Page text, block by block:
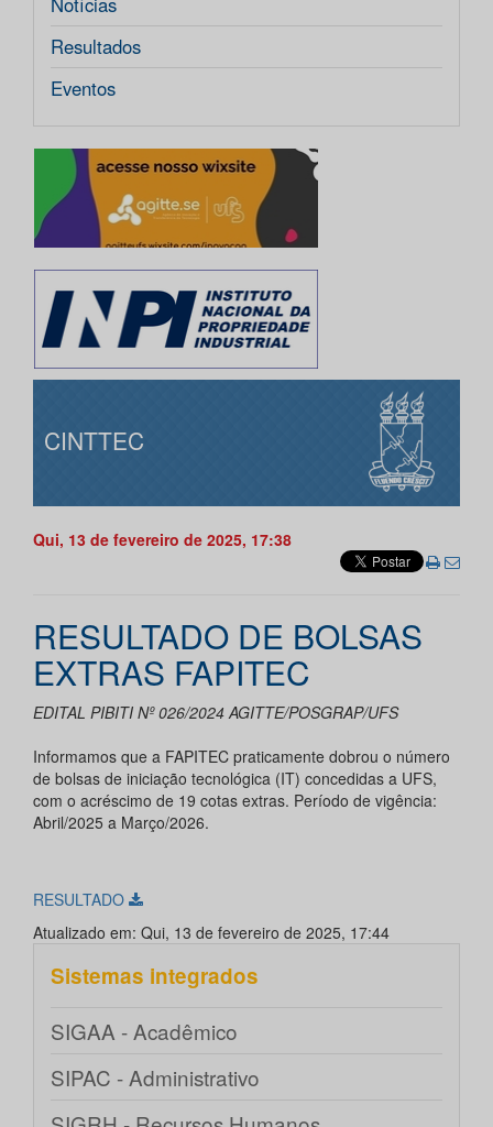
Resultados
Eventos
CINTTEC
Qui, 13 de fevereiro de 2025, 17:38
RESULTADO DE BOLSAS
EXTRAS FAPITEC
EDITAL PIBITI Nº 026/2024 AGITTE/POSGRAP/UFS
Informamos que a FAPITEC praticamente dobrou o número
de bolsas de iniciação tecnológica (IT) concedidas a UFS,
com o acréscimo de 19 cotas extras. Período de vigência:
Abril/2025 a Março/2026.
RESULTADO
Atualizado em: Qui, 13 de fevereiro de 2025, 17:44
Sistemas integrados
SIGAA - Acadêmico
SIPAC - Administrativo